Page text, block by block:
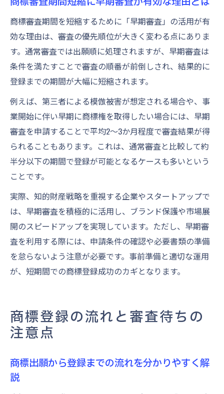
商標審査期間を短縮するために「早期審査」の活用が有
効な理由は、審査の優先順位が大きく変わる点にありま
す。通常審査では出願順に処理されますが、早期審査は
条件を満たすことで審査の順番が前倒しされ、結果的に
登録までの期間が大幅に短縮されます。
例えば、第三者による模倣被害が想定される場合や、事
業開始に伴い早期に商標権を取得したい場合には、早期
審査を申請することで平均2〜3か月程度で審査結果が得
られることもあります。これは、通常審査と比較して約
半分以下の期間で登録が可能となるケースも多いという
ことです。
実際、知的財産戦略を重視する企業やスタートアップで
は、早期審査を積極的に活用し、ブランド保護や市場展
開のスピードアップを実現しています。ただし、早期審
査を利用する際には、申請条件の確認や必要書類の準備
を怠らないよう注意が必要です。事前準備と適切な運用
が、短期間での商標登録成功のカギとなります。
商標登録の流れと審査待ちの
注意点
商標出願から登録までの流れを分かりやすく解
説